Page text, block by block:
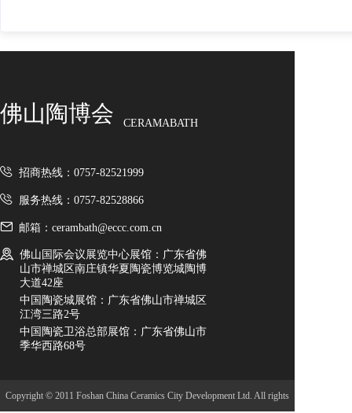
佛山陶博会 CERAMABATH
招商热线：0757-82521999
服务热线：0757-82528866
邮箱：cerambath@eccc.com.cn
佛山国际会议展览中心展馆：广东省佛
山市禅城区南庄镇华夏陶瓷博览城陶博
大道42座
中国陶瓷城展馆：广东省佛山市禅城区
江湾三路2号
中国陶瓷卫浴总部展馆：广东省佛山市
季华西路68号
Copyright © 2011 Foshan China Ceramics City Development Ltd. All rights